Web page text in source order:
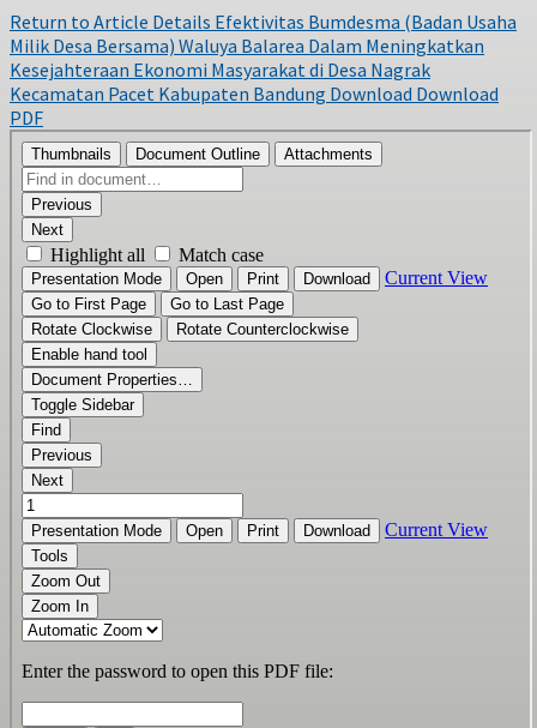
Return to Article Details Efektivitas Bumdesma (Badan Usaha
Milik Desa Bersama) Waluya Balarea Dalam Meningkatkan
Kesejahteraan Ekonomi Masyarakat di Desa Nagrak
Kecamatan Pacet Kabupaten Bandung Download Download
PDF